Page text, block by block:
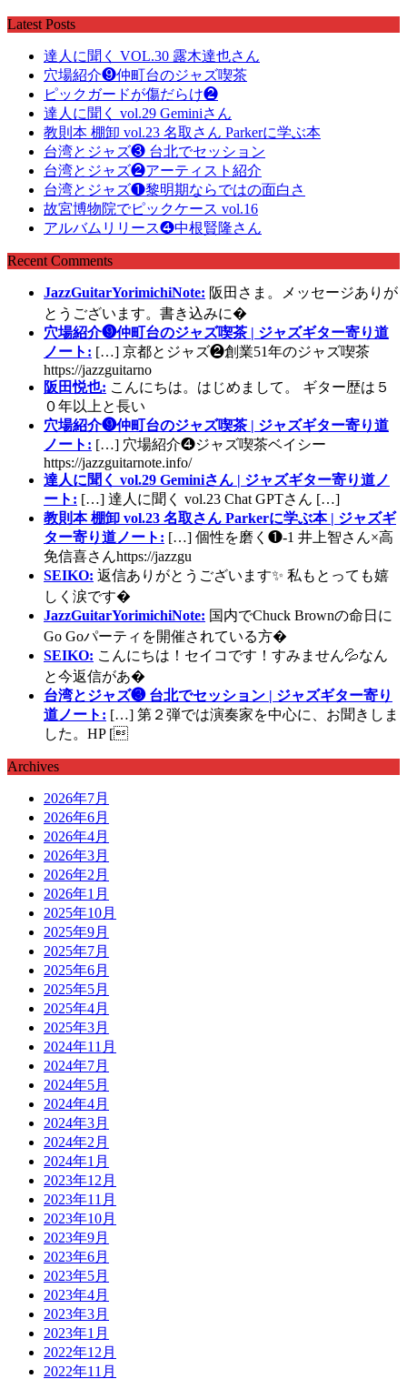
Latest Posts
達人に聞く VOL.30 露木達也さん
穴場紹介❾仲町台のジャズ喫茶
ピックガードが傷だらけ❷
達人に聞く vol.29 Geminiさん
教則本 棚卸 vol.23 名取さん Parkerに学ぶ本
台湾とジャズ❸ 台北でセッション
台湾とジャズ❷アーティスト紹介
台湾とジャズ❶黎明期ならではの面白さ
故宮博物院でピックケース vol.16
アルバムリリース❹中根賢隆さん
Recent Comments
JazzGuitarYorimichiNote: 阪田さま。メッセージありが
とうございます。書き込みに�
穴場紹介❾仲町台のジャズ喫茶 | ジャズギター寄り道
ノート: […] 京都とジャズ❷創業51年のジャズ喫茶
https://jazzguitarno
阪田悦也: こんにちは。はじめまして。 ギター歴は５
０年以上と長い
穴場紹介❾仲町台のジャズ喫茶 | ジャズギター寄り道
ノート: […] 穴場紹介❹ジャズ喫茶ベイシー
https://jazzguitarnote.info/
達人に聞く vol.29 Geminiさん | ジャズギター寄り道ノ
ート: […] 達人に聞く vol.23 Chat GPTさん […]
教則本 棚卸 vol.23 名取さん Parkerに学ぶ本 | ジャズギ
ター寄り道ノート: […] 個性を磨く❶-1 井上智さん×高
免信喜さんhttps://jazzgu
SEIKO: 返信ありがとうございます✨ 私もとっても嬉
しく涙です�
JazzGuitarYorimichiNote: 国内でChuck Brownの命日に
Go Goパーティを開催されている方�
SEIKO: こんにちは！セイコです！すみません💦なん
と今返信があ�
台湾とジャズ❸ 台北でセッション | ジャズギター寄り
道ノート: […] 第２弾では演奏家を中心に、お聞きしま
した。HP [
Archives
2026年7月
2026年6月
2026年4月
2026年3月
2026年2月
2026年1月
2025年10月
2025年9月
2025年7月
2025年6月
2025年5月
2025年4月
2025年3月
2024年11月
2024年7月
2024年5月
2024年4月
2024年3月
2024年2月
2024年1月
2023年12月
2023年11月
2023年10月
2023年9月
2023年6月
2023年5月
2023年4月
2023年3月
2023年1月
2022年12月
2022年11月